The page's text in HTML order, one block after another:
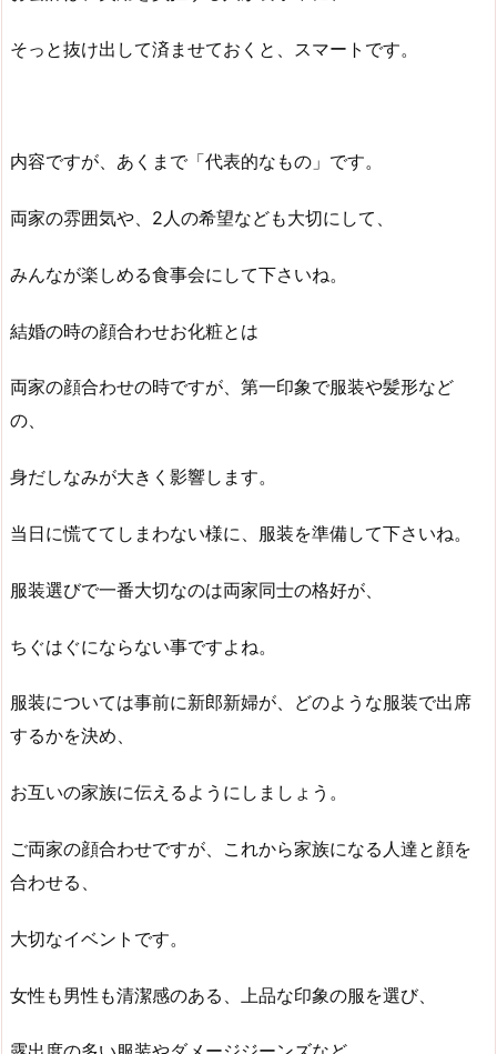
そっと抜け出して済ませておくと、スマートです。
内容ですが、あくまで「代表的なもの」です。
両家の雰囲気や、2人の希望なども大切にして、
みんなが楽しめる食事会にして下さいね。
結婚の時の顔合わせお化粧とは
両家の顔合わせの時ですが、第一印象で服装や髪形など
の、
身だしなみが大きく影響します。
当日に慌ててしまわない様に、服装を準備して下さいね。
服装選びで一番大切なのは両家同士の格好が、
ちぐはぐにならない事ですよね。
服装については事前に新郎新婦が、どのような服装で出席
するかを決め、
お互いの家族に伝えるようにしましょう。
ご両家の顔合わせですが、これから家族になる人達と顔を
合わせる、
大切なイベントです。
女性も男性も清潔感のある、上品な印象の服を選び、